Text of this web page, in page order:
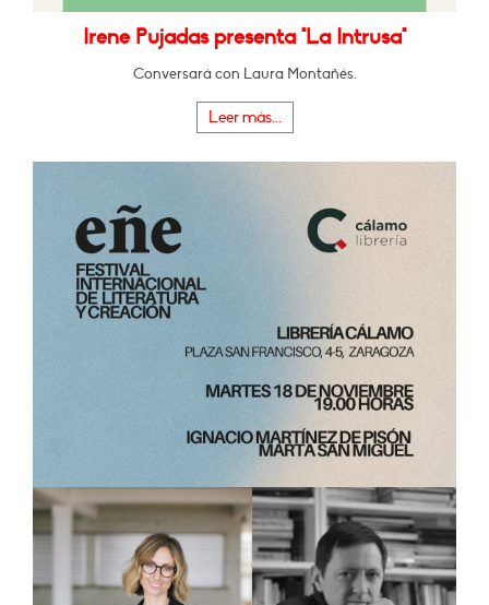
Irene Pujadas presenta "La Intrusa"
Conversará con Laura Montañés.
Leer más...